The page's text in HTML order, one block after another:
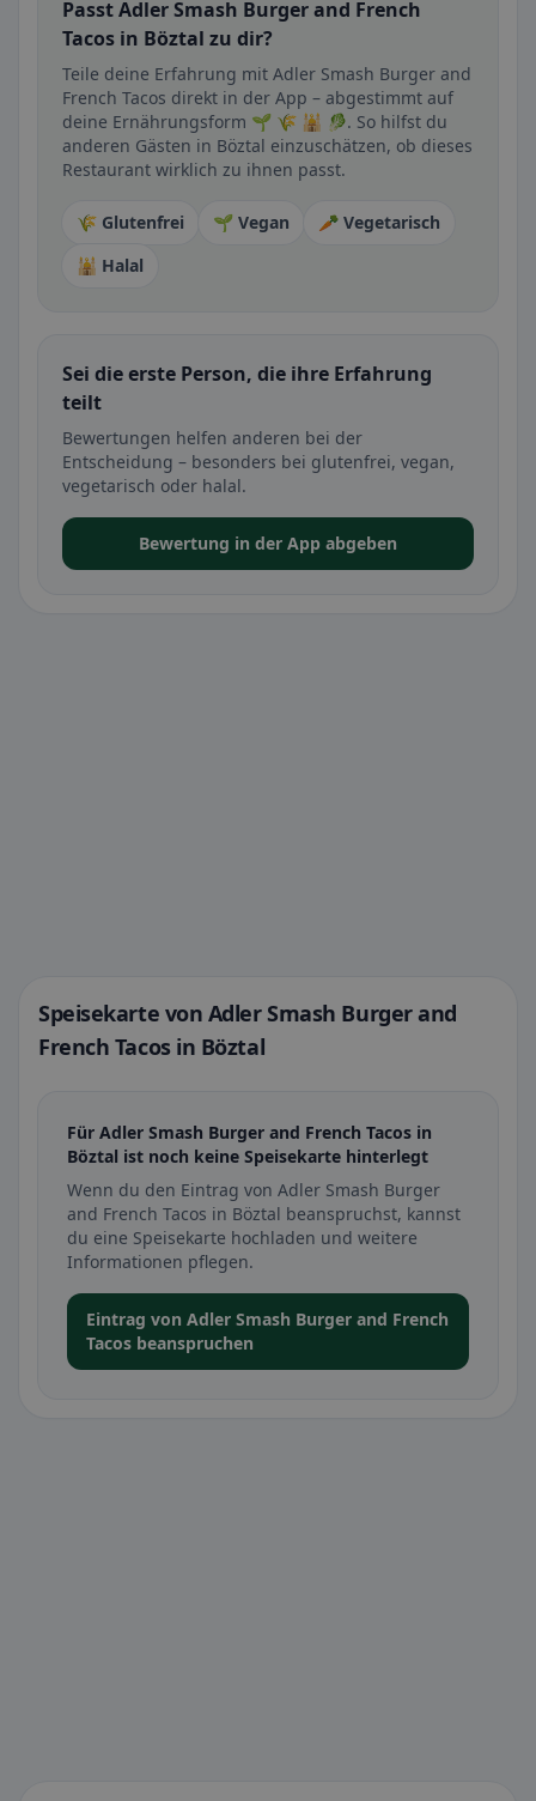
Passt Adler Smash Burger and French
Tacos in Böztal zu dir?
Teile deine Erfahrung mit Adler Smash Burger and
French Tacos direkt in der App – abgestimmt auf
deine Ernährungsform 🌱 🌾 🕌 🥬. So hilfst du
anderen Gästen in Böztal einzuschätzen, ob dieses
Restaurant wirklich zu ihnen passt.
🌾 Glutenfrei 🌱 Vegan
🥕 Vegetarisch
🕌 Halal
Sei die erste Person, die ihre Erfahrung
teilt
Bewertungen helfen anderen bei der
Entscheidung – besonders bei glutenfrei, vegan,
vegetarisch oder halal.
Bewertung in der App abgeben
Speisekarte von Adler Smash Burger and
French Tacos in Böztal
Für Adler Smash Burger and French Tacos in
Böztal ist noch keine Speisekarte hinterlegt
Wenn du den Eintrag von Adler Smash Burger
and French Tacos in Böztal beanspruchst, kannst
du eine Speisekarte hochladen und weitere
Informationen pflegen.
Eintrag von Adler Smash Burger and French
Tacos beanspruchen